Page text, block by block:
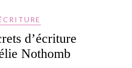
d’écriture
Nothomb